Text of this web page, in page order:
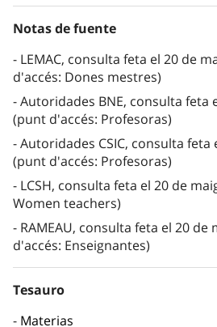
Notas de fuente
LEMAC, consulta feta el 20 de
d'accés: Dones mestres)
Autoridades BNE, consulta feta
(punt d'accés: Profesoras)
Autoridades CSIC, consulta feta
(punt d'accés: Profesoras)
LCSH, consulta feta el 20 de
Women teachers)
RAMEAU, consulta feta el 20 de
d'accés: Enseignantes)
Tesauro
Materias